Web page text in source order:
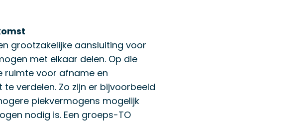
grootzakelijke aansluiting voor
met elkaar delen. Op die
ruimte voor afname en
verdelen. Zo zijn er bijvoorbeeld
piekvermogens mogelijk
nodig is. Een groeps-TO